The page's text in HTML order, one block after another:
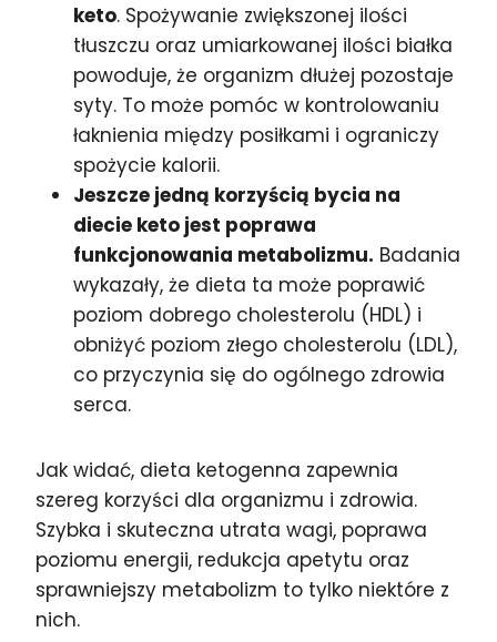
keto. Spożywanie zwiększonej ilości
tłuszczu oraz umiarkowanej ilości białka
powoduje, że organizm dłużej pozostaje
syty. To może pomóc w kontrolowaniu
łaknienia między posiłkami i ograniczy
spożycie kalorii.
Jeszcze jedną korzyścią bycia na
diecie keto jest poprawa
funkcjonowania metabolizmu. Badania
wykazały, że dieta ta może poprawić
poziom dobrego cholesterolu (HDL) i
obniżyć poziom złego cholesterolu (LDL),
co przyczynia się do ogólnego zdrowia
serca.
Jak widać, dieta ketogenna zapewnia
szereg korzyści dla organizmu i zdrowia.
Szybka i skuteczna utrata wagi, poprawa
poziomu energii, redukcja apetytu oraz
sprawniejszy metabolizm to tylko niektóre z
nich.